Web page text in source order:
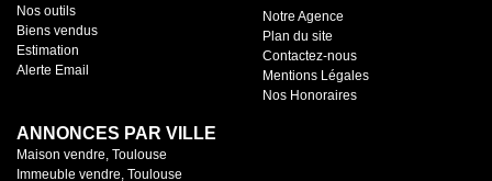
Nos outils
Biens vendus
Estimation
Alerte Email
Notre Agence
Plan du site
Contactez-nous
Mentions Légales
Nos Honoraires
ANNONCES PAR VILLE
Maison vendre, Toulouse
Immeuble vendre, Toulouse